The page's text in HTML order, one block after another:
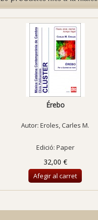
Érebo
Autor: Eroles, Carles M.
Edició: Paper
32,00 €
Afegir al carret